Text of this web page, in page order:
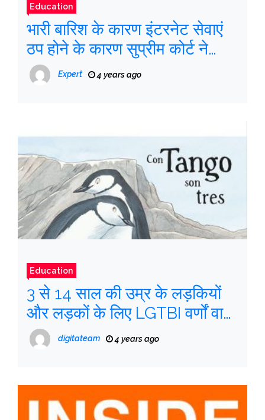
Education
भारी बारिश के कारण इंटरनेट सेवाएं
ठप होने के कारण सुप्रीम कोर्ट ने
आज वीडियो कॉन्फ्रेंस की सुनवाई रद्द
की
Expert 4 years ago
Education
3 से 14 साल की उम्र के लड़कियों
और लड़कों के लिए LGTBI वर्णों वाली
दस पुस्तकें
digitateam 4 years ago